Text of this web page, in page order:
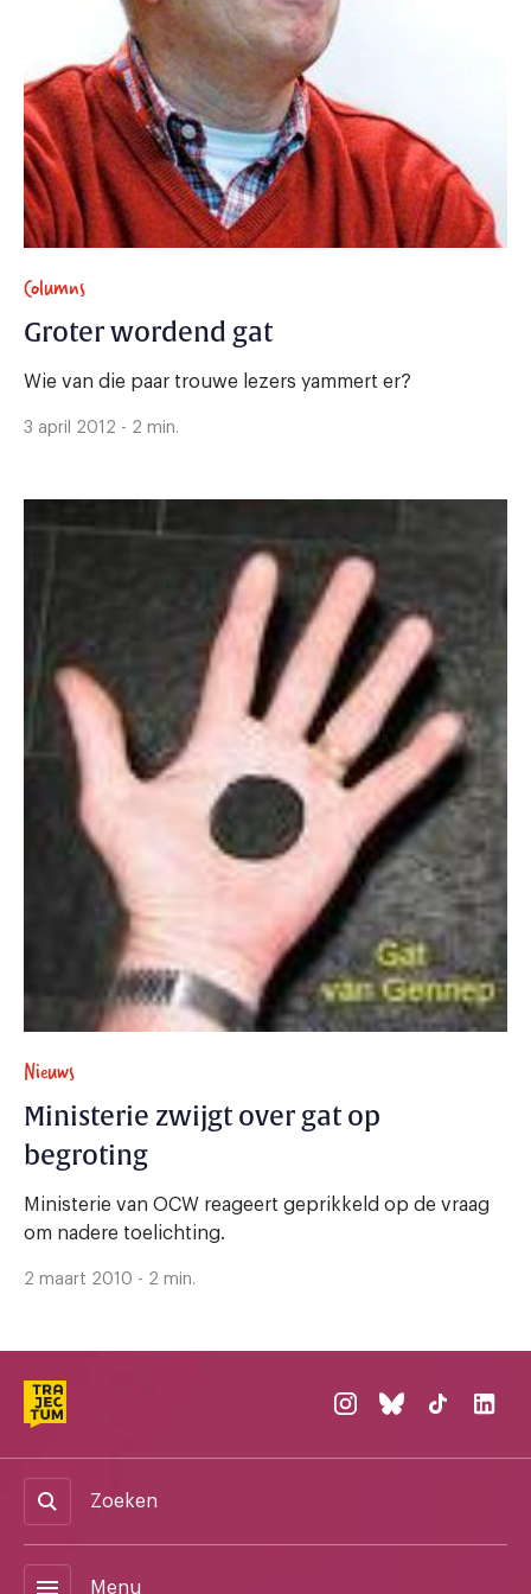
Columns
Groter wordend gat
Wie van die paar trouwe lezers yammert er?
3 april 2012 - 2 min.
Nieuws
Ministerie zwijgt over gat op
begroting
Ministerie van OCW reageert geprikkeld op de vraag
om nadere toelichting.
2 maart 2010 - 2 min.
Zoeken
menu Menu